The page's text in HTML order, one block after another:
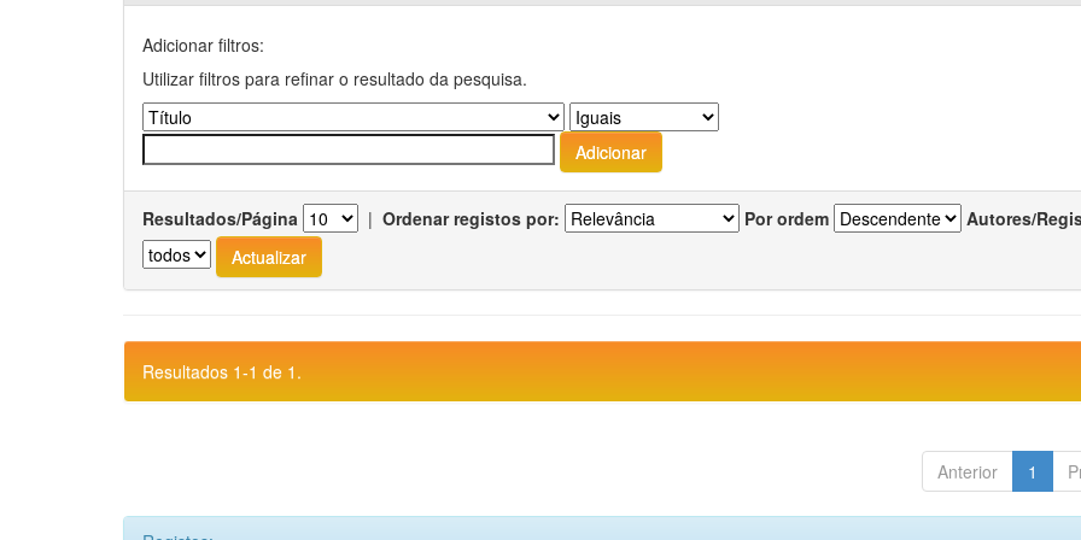
Adicionar filtros:
Utilizar filtros para refinar o resultado da pesquisa.
Resultados/Página | Ordenar registos por: Por ordem Autores/
Resultados 1-1 de 1.
Anterior 1